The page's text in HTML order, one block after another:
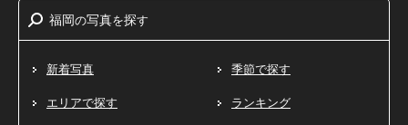
福岡の写真を探す
新着写真 季節で探す
エリアで探す ランキング